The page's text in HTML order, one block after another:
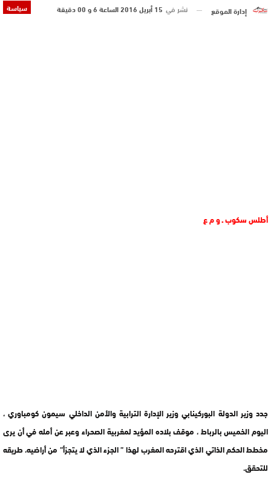
سياسة إدارة الموقع نشر في 15 أبريل 2016 الساعة 6 و 00 دقيقة
أطلس سكوب ـ و م ع
جدد وزير الدولة البوركينابي وزير الإدارة الترابية والأمن الداخلي سيمون كومباوري ،
اليوم الخميس بالرباط ، موقف بلاده المؤيد لمغربية الصحراء وعبر عن أمله في أن يرى
مخطط الحكم الذاتي الذي اقترحه المغرب لهذا ” الجزء الذي لا يتجزأ” من أراضيه، طريقه
للتحقق.